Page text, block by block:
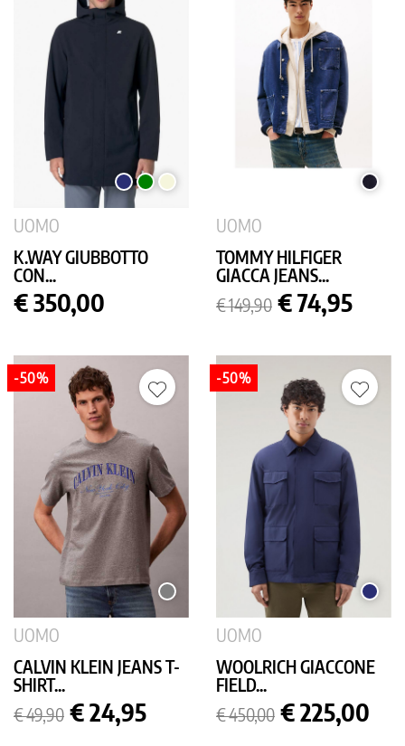
BLU
SCURO
VERDE
BEIGE
UOMO
K.WAY GIUBBOTTO
CON...
Prezzo
€ 350,00
SCURO
UOMO
TOMMY HILFIGER
GIACCA JEANS...
Prezzo
base
€ 149,90 Prezzo
€ 74,95
GRIGIO
UOMO
CALVIN KLEIN JEANS T-
SHIRT...
Prezzo
base
€ 49,90 Prezzo
€ 24,95
-50%
BLU
UOMO
WOOLRICH GIACCONE
FIELD...
Prezzo
base
€ 450,00 Prezzo
€ 225,00
-50%